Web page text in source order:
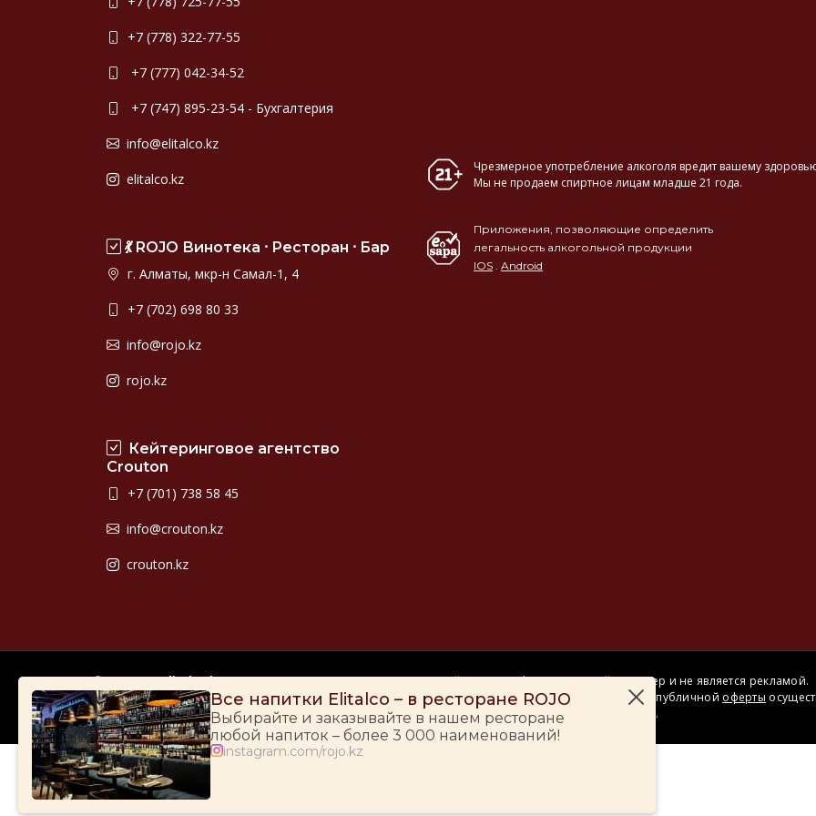
Все напитки Elitalco – в ресторане ROJO
Выбирайте и заказывайте в нашем ресторане
любой напиток – более 3 000 наименований!
instagram.com/rojo.kz
+7 (778) 322-77-55
+7 (777) 042-34-52
+7 (747) 895-23-54 - Бухгалтерия
info@elitalco.kz
elitalco.kz
💃 ROJO Винотека ⸱ Ресторан ⸱ Бар
г. Алматы, мкр-н Самал-1, 4
+7 (702) 698 80 33
info@rojo.kz
rojo.kz
Кейтеринговое агентство
Crouton
+7 (701) 738 58 45
info@crouton.kz
crouton.kz
Чрезмерное употребление алкоголя вредит вашему
Мы не продаем спиртное лицам младше 21 года.
Приложения, позволяющие определить
легальность алкогольной продукции
IOS . Android
© 2009-2026Elitalco.kz
Сайт носит информационный характер и не является рекламой.
Сделка купли-продажи на основании публичной оферты
на территории розничного магазина.